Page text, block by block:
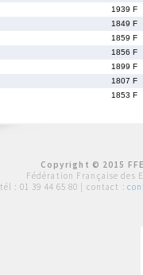
1939 F
1849 F
1859 F
1856 F
1899 F
1807 F
1853 F
Copyright © 2015
Fédération Française des
tél : 01 39 44 65 80 | contact :